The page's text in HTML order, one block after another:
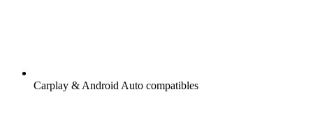
Carplay & Android Auto compatibles